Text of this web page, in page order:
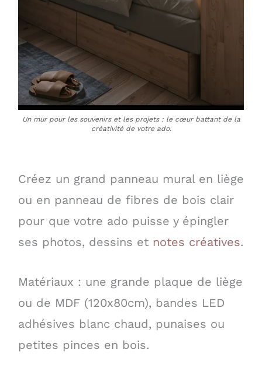
Un mur pour les souvenirs et les projets : le cœur battant de la
créativité de votre ado.
Créez un grand panneau mural en liège
ou en panneau de fibres de bois clair
pour que votre ado puisse y épingler
ses photos, dessins et notes créatives.
Matériaux : une grande plaque de liège
ou de MDF (120x80cm), bandes LED
adhésives blanc chaud, punaises ou
petites pinces en bois.